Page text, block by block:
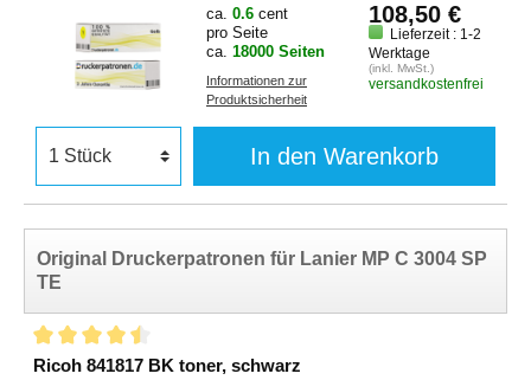
ca. 0.6 cent
pro Seite
ca. 18000 Seiten
Informationen zur
Produktsicherheit
108,50 €
Lieferzeit : 1-2
Werktage
(inkl. MwSt.)
versandkostenfrei
In den Warenkorb
Original Druckerpatronen für Lanier MP C 3004 SP
TE
Ricoh 841817 BK toner, schwarz